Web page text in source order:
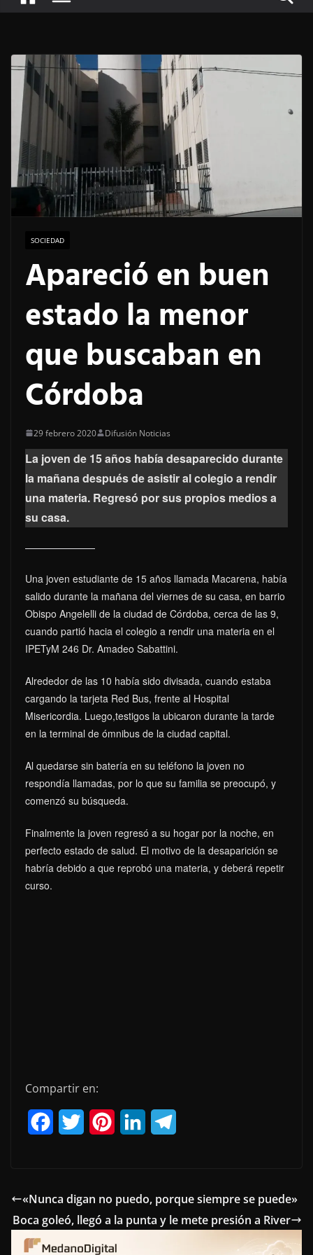
SOCIEDAD
Apareció en buen
estado la menor
que buscaban en
Córdoba
29 febrero 2020 Difusión Noticias
La joven de 15 años había desaparecido durante
la mañana después de asistir al colegio a rendir
una materia. Regresó por sus propios medios a
su casa.
Una joven estudiante de 15 años llamada Macarena, había
salido durante la mañana del viernes de su casa, en barrio
Obispo Angelelli de la ciudad de Córdoba, cerca de las 9,
cuando partió hacia el colegio a rendir una materia en el
IPETyM 246 Dr. Amadeo Sabattini.
Alrededor de las 10 había sido divisada, cuando estaba
cargando la tarjeta Red Bus, frente al Hospital
Misericordia. Luego,testigos la ubicaron durante la tarde
en la terminal de ómnibus de la ciudad capital.
Al quedarse sin batería en su teléfono la joven no
respondía llamadas, por lo que su familia se preocupó, y
comenzó su búsqueda.
Finalmente la joven regresó a su hogar por la noche, en
perfecto estado de salud. El motivo de la desaparición se
habría debido a que reprobó una materia, y deberá repetir
curso.
Compartir en:
e
b
o
t
t
e
t
e
r
k
e
e
g
«Nunca digan no puedo, porque siempre se puede»
Boca goleó, llegó a la punta y le mete presión a River